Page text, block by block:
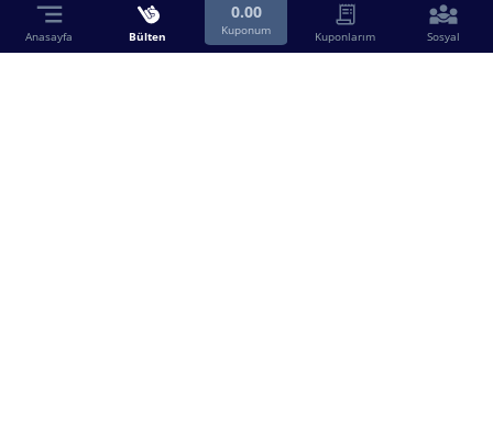
Anasayfa Bülten
0.00
Kuponum Kuponlarım Sosyal